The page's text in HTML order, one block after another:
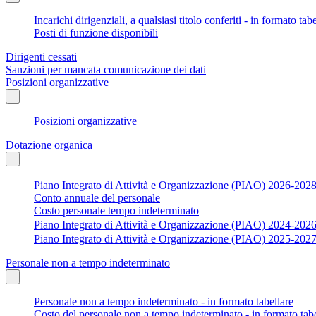
Incarichi dirigenziali, a qualsiasi titolo conferiti - in formato
Posti di funzione disponibili
Dirigenti cessati
Sanzioni per mancata comunicazione dei dati
Posizioni organizzative
Posizioni organizzative
Dotazione organica
Piano Integrato di Attività e Organizzazione (PIAO) 2026-2028
Conto annuale del personale
Costo personale tempo indeterminato
Piano Integrato di Attività e Organizzazione (PIAO) 2024-2026
Piano Integrato di Attività e Organizzazione (PIAO) 2025-2027
Personale non a tempo indeterminato
Personale non a tempo indeterminato - in formato tabellare